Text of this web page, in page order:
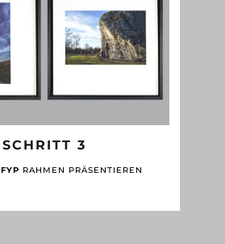
SCHRITT 3
FYP RAHMEN PRÄSENTIEREN